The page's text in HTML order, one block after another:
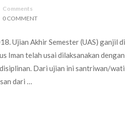
Comments
0 COMMENT
Ujian Akhir Semester (UAS) ganjil di
Iman telah usai dilaksanakan dengan
Dari ujian ini santriwan/wati
dari …